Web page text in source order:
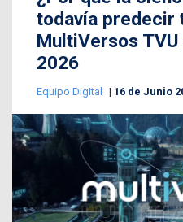
todavía predecir
MultiVersos
2026
Equipo Digital 16 de Junio